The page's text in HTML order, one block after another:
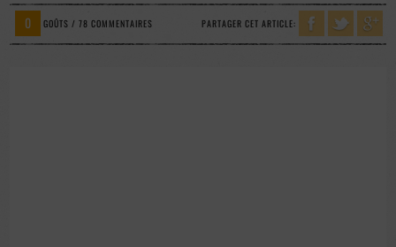
0 GOÛTS / 78 COMMENTAIRES PARTAGER CET ARTICLE: